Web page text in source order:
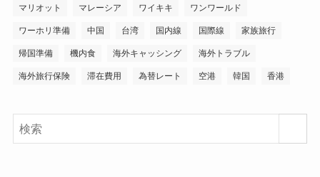
マリオット マレーシア ワイキキ ワンワールド
ワーホリ準備 中国 台湾 国内線 国際線 家族旅行
帰国準備 機内食 海外キャッシング 海外トラブル
海外旅行保険 滞在費用 為替レート 空港 韓国 香港